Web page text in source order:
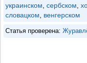
украинском сербском
словацком
венгерском
Статья проверена: